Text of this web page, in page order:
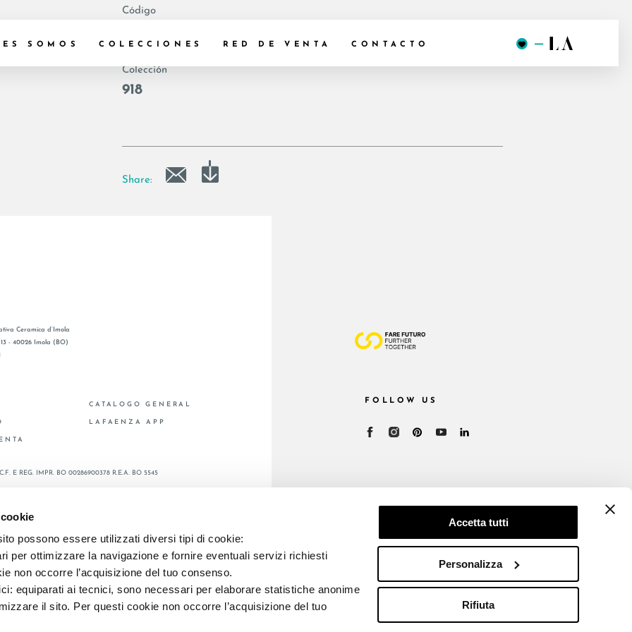
possono essere utilizzati diversi tipi di cookie:
per ottimizzare la navigazione e fornire eventuali servizi richiesti
non occorre l’acquisizione del tuo consenso.
equiparati ai tecnici, sono necessari per elaborare statistiche anonime
il sito. Per questi cookie non occorre l’acquisizione del tuo
Accetta tutti
Personalizza
Rifiuta
SOMOS COLECCIONES RED DE VENTA CONTACTO
Código
Colección
918
Share:
Ceramica d’Imola
- 40026 Imola (BO)
CATALOGO GENERAL
LAFAENZA APP
FOLLOW US
E REG. IMPR. BO 00286900378 R.E.A. BO 5545